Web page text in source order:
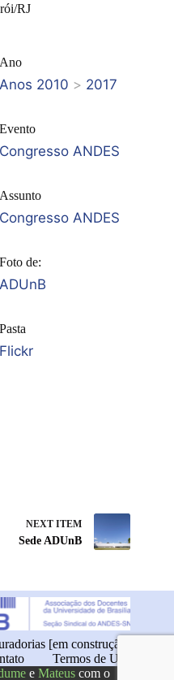
RJ
Ano
Anos 2010 > 2017
Evento
Congresso ANDES
Assunto
Congresso ANDES
Foto de:
ADUnB
Pasta
Flickr
NEXT ITEM
Sede ADUnB
[em construção]
Termos de Uso
eMateus com o